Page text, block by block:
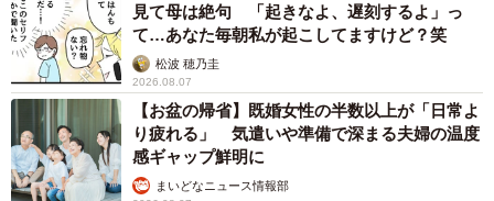
見て母は絶句 「起きなよ、遅刻するよ」っ
て…あなた毎朝私が起こしてますけど？笑
松波 穂乃圭
2026.08.07
【お盆の帰省】既婚女性の半数以上が「日常よ
り疲れる」 気遣いや準備で深まる夫婦の温度
感ギャップ鮮明に
まいどなニュース情報部